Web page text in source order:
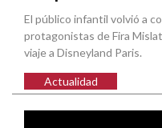
El público infantil volvió a
protagonistas de Fira
viaje a Disneyland Paris.
Actualidad